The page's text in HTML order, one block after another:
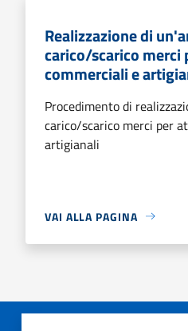
Realizzazione di
carico/scarico
commerciali e
Procedimento di
carico/scarico merci per
artigianali
VAI ALLA PAGINA